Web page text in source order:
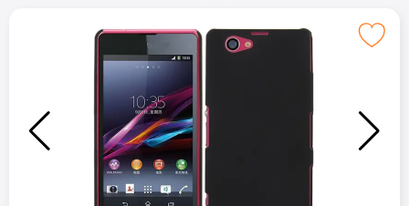
Merkitse hardcase Kotelo Sony Xperia